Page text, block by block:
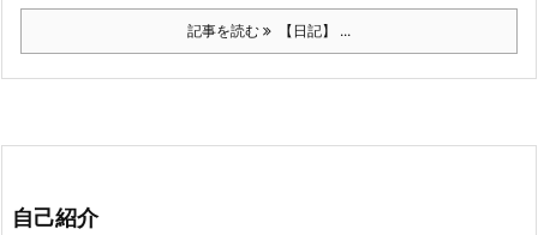
記事を読む 【日記】 ...
自己紹介